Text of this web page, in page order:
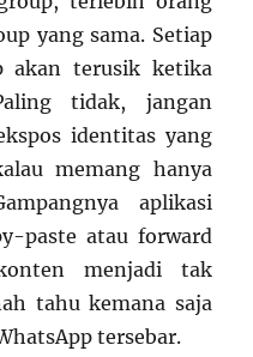
yang sama. Setiap
akan terusik ketika
tidak, jangan
identitas yang
memang hanya
aplikasi
paste atau forward
menjadi tak
tahu kemana saja
tersebar.